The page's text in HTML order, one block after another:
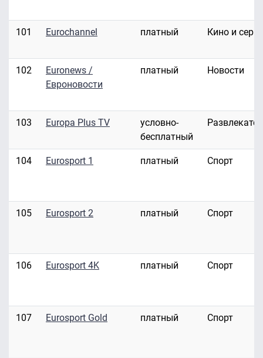
101 Eurochannel платный Кино и
102
Euronews /
Евроновости
платный Новости
103 Europa Plus TV
условно-
бесплатный
104 Eurosport 1 платный Спорт
105 Eurosport 2 платный Спорт
106 Eurosport 4K платный Спорт
107 Eurosport Gold платный Спорт